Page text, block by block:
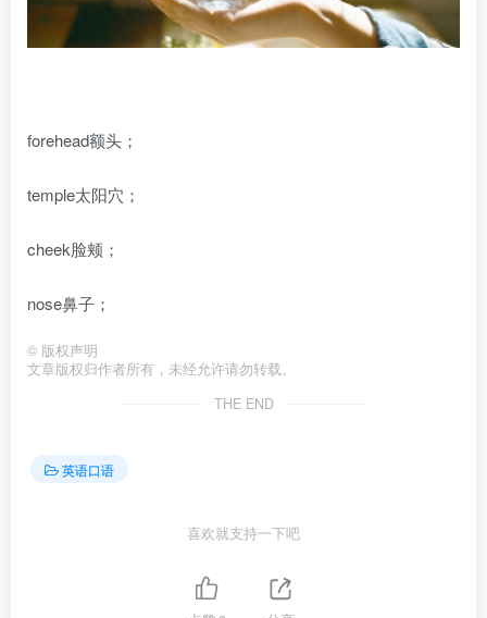
forehead额头；
temple太阳穴；
cheek脸颊；
nose鼻子；
© 版权声明
文章版权归作者所有，未经允许请勿转载。
THE END
英语口语
喜欢就支持一下吧